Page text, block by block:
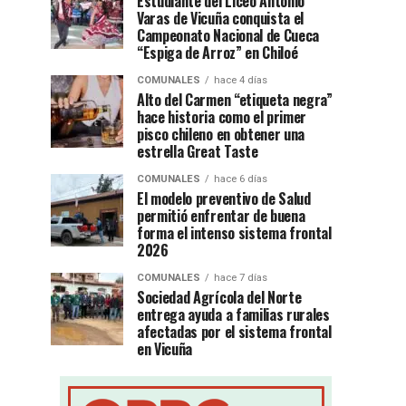
Varas de Vicuña conquista el
Campeonato Nacional de Cueca
“Espiga de Arroz” en Chiloé
COMUNALES hace 4 días
Alto del Carmen “etiqueta negra”
hace historia como el primer
pisco chileno en obtener una
estrella Great Taste
COMUNALES hace 6 días
El modelo preventivo de Salud
permitió enfrentar de buena
forma el intenso sistema frontal
2026
COMUNALES hace 7 días
Sociedad Agrícola del Norte
entrega ayuda a familias rurales
afectadas por el sistema frontal
en Vicuña